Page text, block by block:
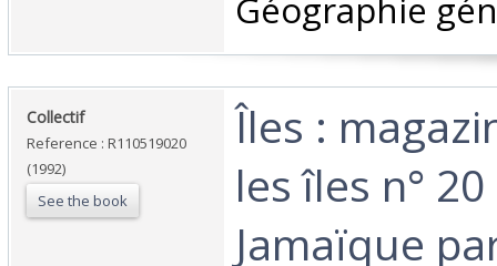
Géographie
‎Collectif‎
Reference : R110519020
(1992)
See the book
‎Îles :
les îles n° 20
Jamaïque